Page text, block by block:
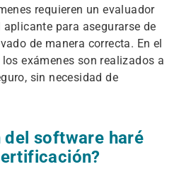
requieren un evaluador
para asegurarse de
de manera correcta. En el
exámenes son realizados a
sin necesidad de
del software haré